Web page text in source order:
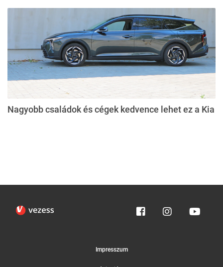
Nagyobb családok és cégek kedvence lehet ez a Kia
Impresszum